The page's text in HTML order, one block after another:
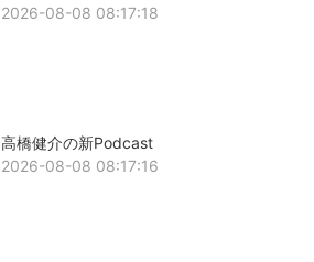
2026-08-08 08:17:18
高橋健介の新Podcast
2026-08-08 08:17:16